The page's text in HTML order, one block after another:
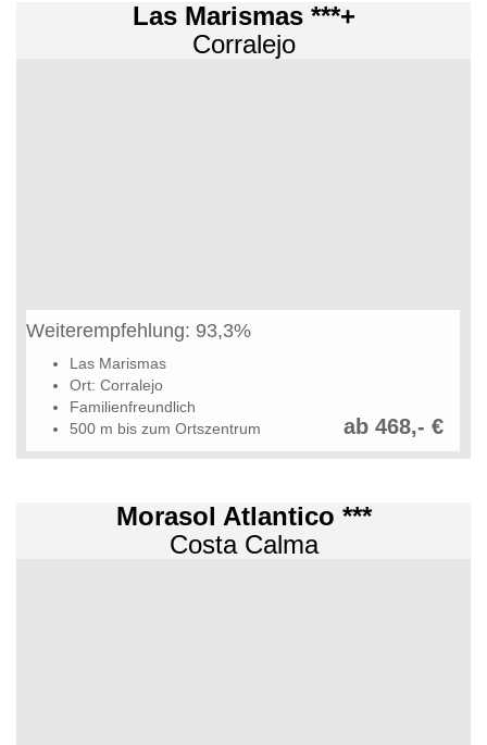
Las Marismas ***+
Corralejo
Weiterempfehlung: 93,3%
Las Marismas
Ort: Corralejo
Familienfreundlich
500 m bis zum Ortszentrum
ab 468,- €
Morasol Atlantico ***
Costa Calma